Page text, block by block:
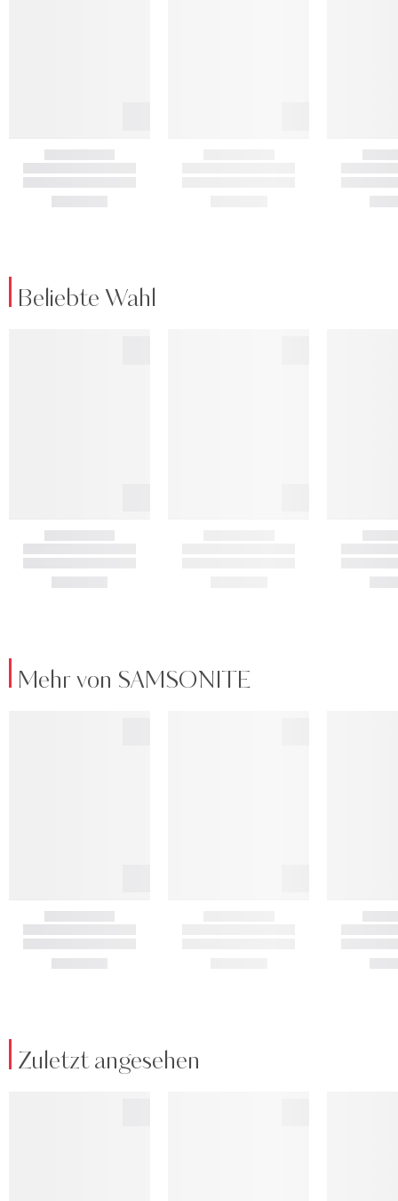
Beliebte Wahl
Mehr von SAMSONITE
Zuletzt angesehen